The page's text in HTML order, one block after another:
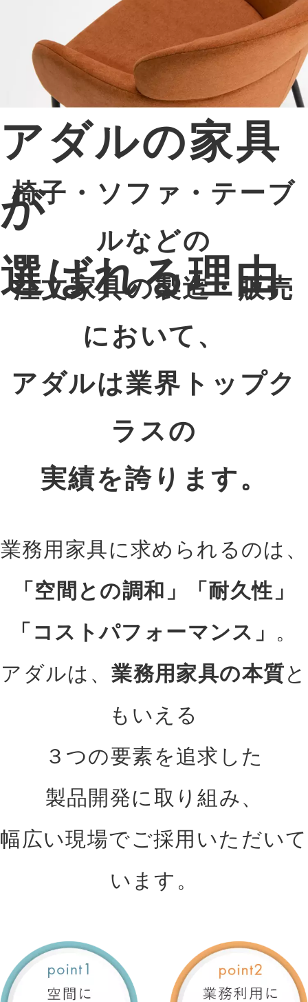
アダルの家具
が
選ばれる理由
椅子・ソファ・テーブ
ルなどの
注文家具の製造・販売
において、
アダルは業界トップク
ラスの
実績を誇ります。
業務用家具に求められるのは、
「空間との調和」「耐久性」
「コストパフォーマンス」 。
アダルは、業務用家具の本質と
もいえる
３つの要素を追求した
製品開発に取り組み、
幅広い現場でご採用いただいて
います。